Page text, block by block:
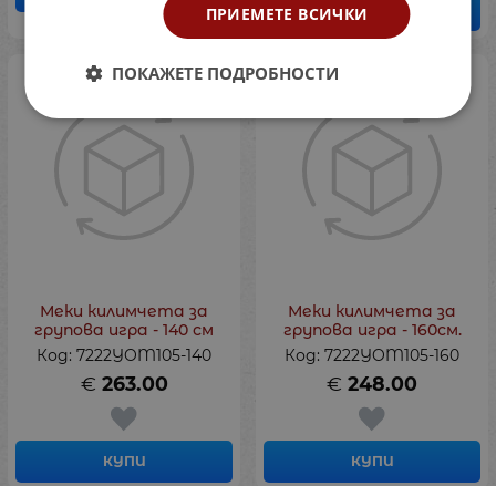
КУПИ
Меки килимчета за
групова игра - 140 см
Код: 7222YOM105-140
263.00
€
КУПИ
Меки килимчета за
групова игра - 160см.
Код: 7222YOM105-160
248.00
€
КУПИ
ПРИЕМЕТЕ ВСИЧКИ
ПОКАЖЕТЕ ПОДРОБНОСТИ